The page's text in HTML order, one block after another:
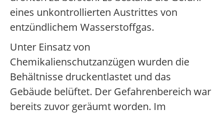
eines unkontrollierten Austrittes von
entzündlichem Wasserstoffgas.
Unter Einsatz von
Chemikalienschutzanzügen wurden die
Behältnisse druckentlastet und das
Gebäude belüftet. Der Gefahrenbereich war
bereits zuvor geräumt worden. Im